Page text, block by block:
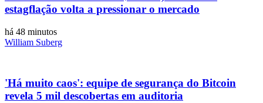
estagflação volta a pressionar o mercado
há 48 minutos
William Suberg
'Há muito caos': equipe de segurança do Bitcoin
revela 5 mil descobertas em auditoria